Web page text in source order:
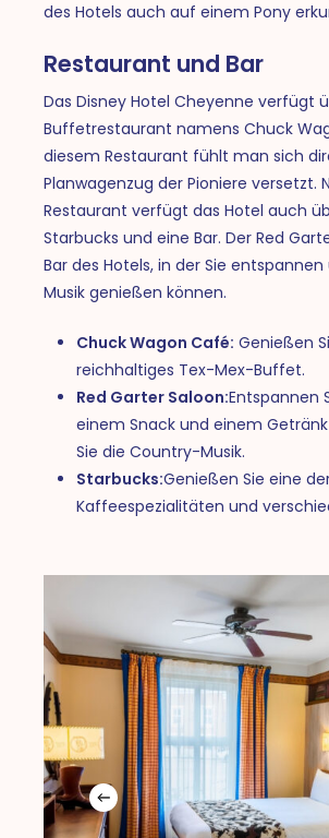
des Hotels auch auf einem Pony
Restaurant und Bar
Das Disney Hotel Cheyenne verfügt
Buffetrestaurant namens Chuck
diesem Restaurant fühlt man sich
Planwagenzug der Pioniere versetzt.
Restaurant verfügt das Hotel auch
Starbucks und eine Bar. Der Red
Bar des Hotels, in der Sie
Musik genießen können.
Chuck Wagon Café: Genießen
reichhaltiges Tex-Mex-Buffet.
Red Garter Saloon:Entspannen
einem Snack und einem
Sie die Country-Musik.
Starbucks:Genießen Sie eine
Kaffeespezialitäten und